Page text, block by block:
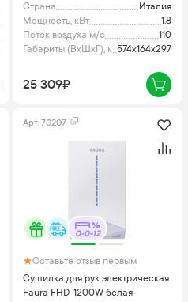
Страна
Италия
Мощность, кВт
1.8
Поток воздуха м/с
110
Габариты (ВхШхГ), мм574x164x297
25 309₽
Арт. 70207
0-0-12
Оставьте отзыв первым
Сушилка для рук электрическая
Faura FHD-1200W белая